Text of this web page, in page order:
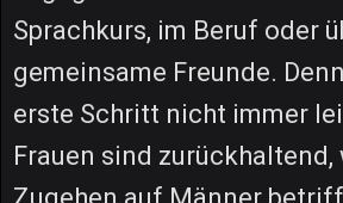
Sprachkurs, im Beruf oder
gemeinsame Freunde.
erste Schritt nicht immer
Frauen sind zurückhaltend,